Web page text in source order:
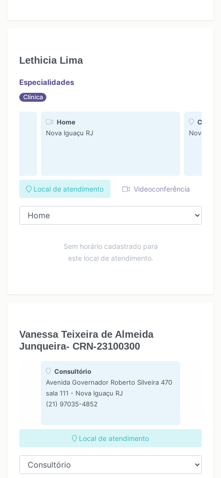
Lethicia Lima
Especialidades
Clínica
Home
Nova Iguaçu RJ
CAFIS
Nova
Local de atendimento Videoconferência
Sem horário cadastrado para
este local de atendimento.
Vanessa Teixeira de Almeida
Junqueira- CRN-23100300
Consultório
Avenida Governador Roberto Silveira 470
sala 111 - Nova Iguaçu RJ
(21) 97035-4852
Local de atendimento